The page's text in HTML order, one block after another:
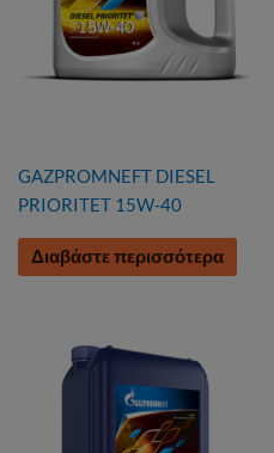
GAZPROMNEFT DIESEL
PRIORITET 15W-40
Διαβάστε περισσότερα